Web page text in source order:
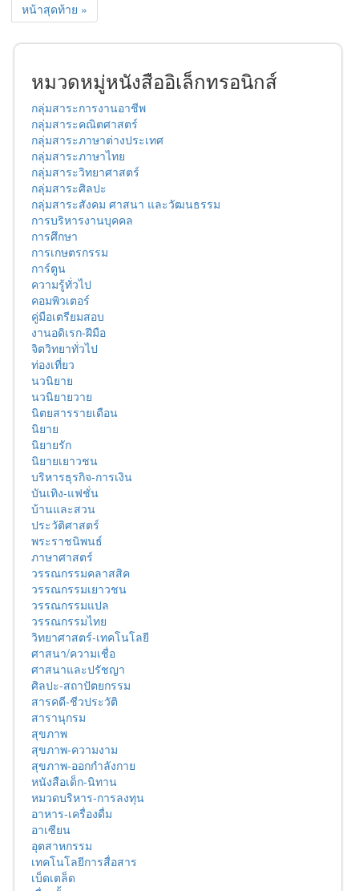
หน้าสุดท้าย »
หมวดหมู่หนังสืออิเล็กทรอนิกส์
กลุ่มสาระการงานอาชีพ
กลุ่มสาระคณิตศาสตร์
กลุ่มสาระภาษาต่างประเทศ
กลุ่มสาระภาษาไทย
กลุ่มสาระวิทยาศาสตร์
กลุ่มสาระศิลปะ
กลุ่มสาระสังคม ศาสนา และวัฒนธรรม
การบริหารงานบุคคล
การศึกษา
การเกษตรกรรม
การ์ตูน
ความรู้ทั่วไป
คอมพิวเตอร์
คู่มือเตรียมสอบ
งานอดิเรก-ฝีมือ
จิตวิทยาทั่วไป
ท่องเที่ยว
นวนิยาย
นวนิยายวาย
นิตยสารรายเดือน
นิยาย
นิยายรัก
นิยายเยาวชน
บริหารธุรกิจ-การเงิน
บันเทิง-แฟชั่น
บ้านและสวน
ประวัติศาสตร์
พระราชนิพนธ์
ภาษาศาสตร์
วรรณกรรมคลาสสิค
วรรณกรรมเยาวชน
วรรณกรรมแปล
วรรณกรรมไทย
วิทยาศาสตร์-เทคโนโลยี
ศาสนา/ความเชื่อ
ศาสนาและปรัชญา
ศิลปะ-สถาปัตยกรรม
สารคดี-ชีวประวัติ
สารานุกรม
สุขภาพ
สุขภาพ-ความงาม
สุขภาพ-ออกกำลังกาย
หนังสือเด็ก-นิทาน
หมวดบริหาร-การลงทุน
อาหาร-เครื่องดื่ม
อาเซียน
อุตสาหกรรม
เทคโนโลยีการสื่อสาร
เบ็ดเตล็ด